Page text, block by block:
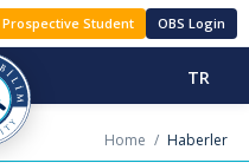
Prospective Student OBS Login
TR
Home / Haberler